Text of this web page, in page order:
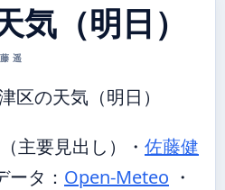
気（明日）
遥
区の天気（明日）
（主要見出し） ・ 佐藤健
ータ： Open-Meteo ・